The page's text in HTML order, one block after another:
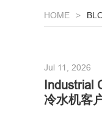
HOME
Jul 11, 2026
Industrial
冷水机客